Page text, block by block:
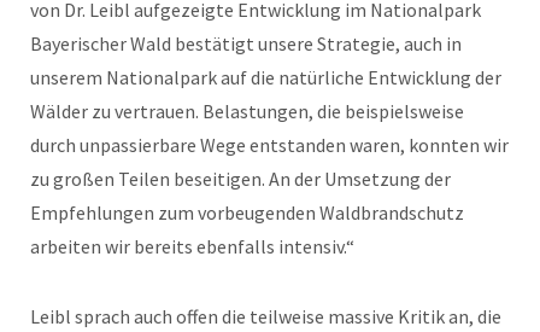
von Dr. Leibl aufgezeigte Entwicklung im Nationalpark
Bayerischer Wald bestätigt unsere Strategie, auch in
unserem Nationalpark auf die natürliche Entwicklung der
Wälder zu vertrauen. Belastungen, die beispielsweise
durch unpassierbare Wege entstanden waren, konnten wir
zu großen Teilen beseitigen. An der Umsetzung der
Empfehlungen zum vorbeugenden Waldbrandschutz
arbeiten wir bereits ebenfalls intensiv.“
Leibl sprach auch offen die teilweise massive Kritik an, die